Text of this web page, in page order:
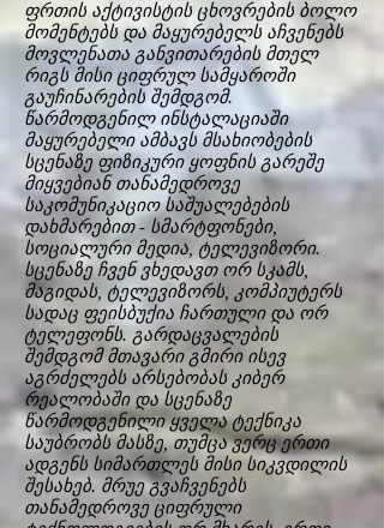
ფრთის აქტივისტის ცხოვრების ბოლო
მომენტებს და მაყურებელს აჩვენებს
მოვლენათა განვითარების მთელ
რიგს მისი ციფრულ სამყაროში
გაუჩინარების შემდგომ.
წარმოდგენილ ინსტალაციაში
მაყურებელი ამბავს მსახიობების
სცენაზე ფიზიკური ყოფნის გარეშე
მიყვებიან თანამედროვე
საკომუნიკაციო საშუალებების
დახმარებით - სმარტფონები,
სოციალური მედია, ტელევიზორი.
სცენაზე ჩვენ ვხედავთ ორ სკამს,
მაგიდას, ტელევიზორს, კომპიუტერს
სადაც ფეისბუქია ჩართული და ორ
ტელეფონს. გარდაცვალების
შემდგომ მთავარი გმირი ისევ
აგრძელებს არსებობას კიბერ
რეალობაში და სცენაზე
წარმოდგენილი ყველა ტექნიკა
საუბრობს მასზე, თუმცა ვერც ერთი
ადგენს სიმართლეს მისი სიკვდილის
შესახებ. მრუე გვაჩვენებს
თანამედროვე ციფრული